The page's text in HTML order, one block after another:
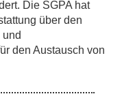
Die SGPA hat
über den
den Austausch von